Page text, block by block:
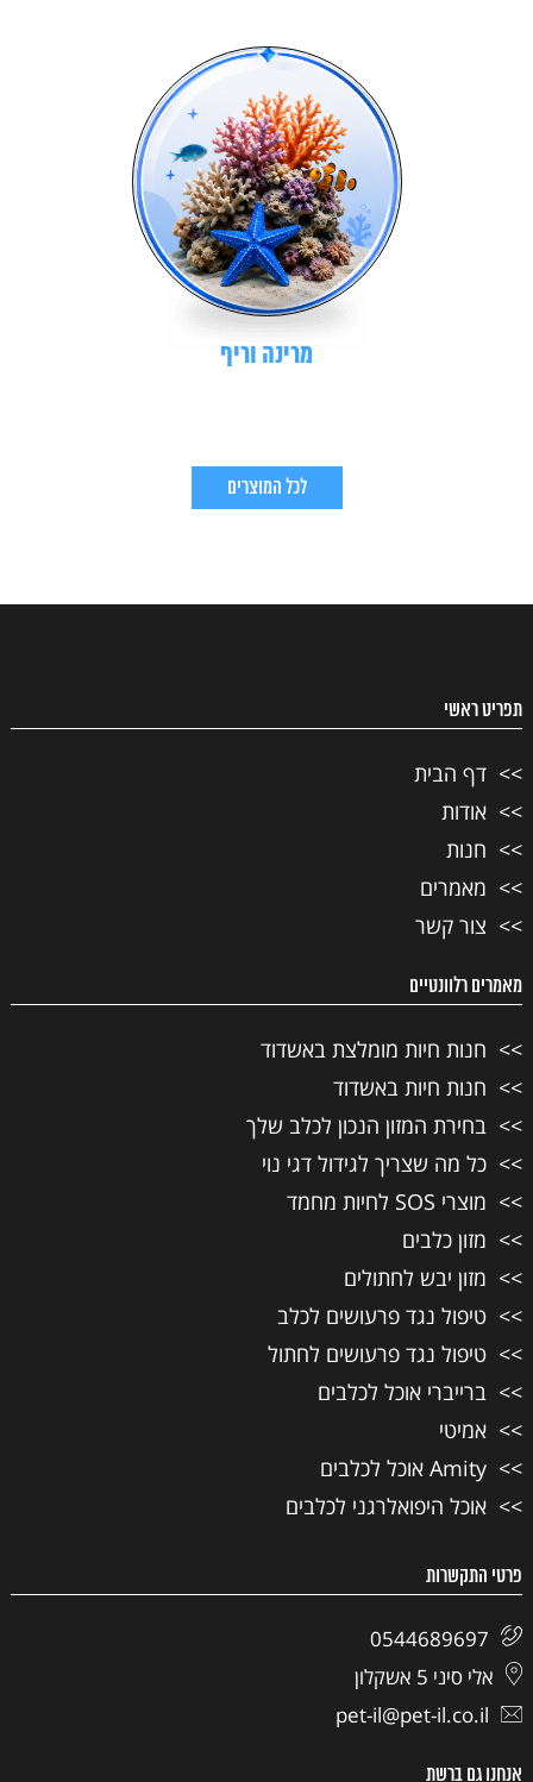
מרינה וריף
לכל המוצרים
תפריט ראשי
דף הבית
אודות
חנות
מאמרים
צור קשר
מאמרים רלוונטיים
חנות חיות מומלצת באשדוד
חנות חיות באשדוד
בחירת המזון הנכון לכלב שלך
כל מה שצריך לגידול דגי נוי
מוצרי SOS לחיות מחמד
מזון כלבים
מזון יבש לחתולים
טיפול נגד פרעושים לכלב
טיפול נגד פרעושים לחתול
ברייברי אוכל לכלבים
אמיטי
Amity אוכל לכלבים
אוכל היפואלרגני לכלבים
פרטי התקשרות
0544689697
אלי סיני 5 אשקלון
pet-il@pet-il.co.il
אנחנו גם ברשת